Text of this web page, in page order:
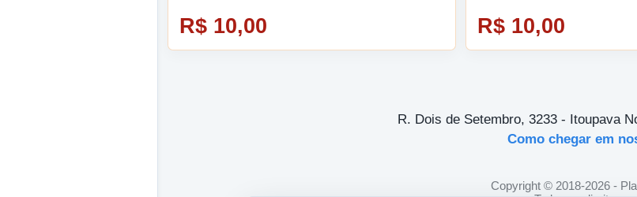
R$ 10,00 R$ 10,00
R. Dois de Setembro, 3233 - Itoupava
Como chegar em
Copyright © 2018-2026 -